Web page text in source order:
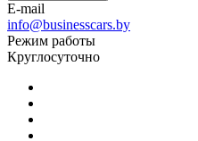
E-mail
info@businesscars.by
Режим работы
Круглосуточно